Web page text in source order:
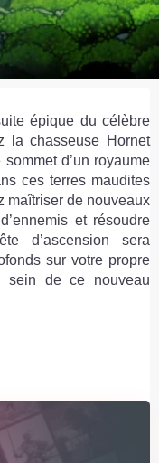
épique du célèbre
la chasseuse Hornet
d’un royaume
ces terres maudites
maîtriser de nouveaux
et résoudre
d’ascension sera
sur votre propre
sein de ce nouveau